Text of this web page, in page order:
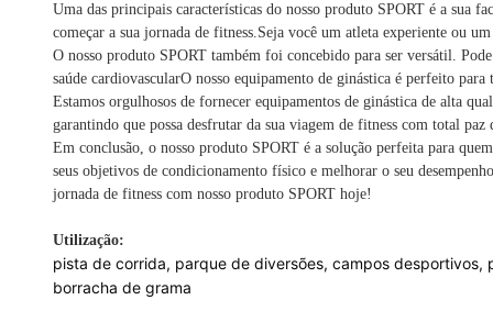
Uma das principais características do nosso produto SPORT é a sua
começar a sua jornada de fitness.Seja você um atleta experiente ou
O nosso produto SPORT também foi concebido para ser versátil.
saúde cardiovascularO nosso equipamento de ginástica é perfeito para
Estamos orgulhosos de fornecer equipamentos de ginástica de alta
garantindo que possa desfrutar da sua viagem de fitness com total paz
Em conclusão, o nosso produto SPORT é a solução perfeita para
seus objetivos de condicionamento físico e melhorar o seu
jornada de fitness com nosso produto SPORT hoje!
Utilização:
pista de corrida, parque de diversões, campos
borracha de grama